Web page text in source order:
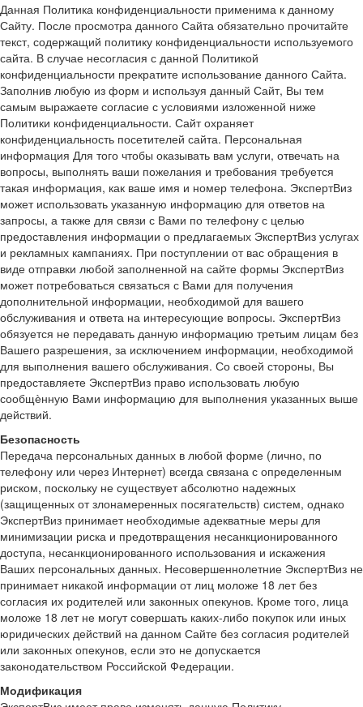
Данная Политика конфиденциальности применима к данному
Сайту. После просмотра данного Сайта обязательно прочитайте
текст, содержащий политику конфиденциальности используемого
сайта. В случае несогласия с данной Политикой
конфиденциальности прекратите использование данного Сайта.
Заполнив любую из форм и используя данный Сайт, Вы тем
самым выражаете согласие с условиями изложенной ниже
Политики конфиденциальности. Сайт охраняет
конфиденциальность посетителей сайта. Персональная
информация Для того чтобы оказывать вам услуги, отвечать на
вопросы, выполнять ваши пожелания и требования требуется
такая информация, как ваше имя и номер телефона. ЭкспертВиз
может использовать указанную информацию для ответов на
запросы, а также для связи с Вами по телефону с целью
предоставления информации о предлагаемых ЭкспертВиз услугах
и рекламных кампаниях. При поступлении от вас обращения в
виде отправки любой заполненной на сайте формы ЭкспертВиз
может потребоваться связаться с Вами для получения
дополнительной информации, необходимой для вашего
обслуживания и ответа на интересующие вопросы. ЭкспертВиз
обязуется не передавать данную информацию третьим лицам без
Вашего разрешения, за исключением информации, необходимой
для выполнения вашего обслуживания. Со своей стороны, Вы
предоставляете ЭкспертВиз право использовать любую
сообщѐнную Вами информацию для выполнения указанных выше
действий.
Безопасность
Передача персональных данных в любой форме (лично, по
телефону или через Интернет) всегда связана с определенным
риском, поскольку не существует абсолютно надежных
(защищенных от злонамеренных посягательств) систем, однако
ЭкспертВиз принимает необходимые адекватные меры для
минимизации риска и предотвращения несанкционированного
доступа, несанкционированного использования и искажения
Ваших персональных данных. Несовершеннолетние ЭкспертВиз не
принимает никакой информации от лиц моложе 18 лет без
согласия их родителей или законных опекунов. Кроме того, лица
моложе 18 лет не могут совершать каких-либо покупок или иных
юридических действий на данном Сайте без согласия родителей
или законных опекунов, если это не допускается
законодательством Российской Федерации.
Модификация